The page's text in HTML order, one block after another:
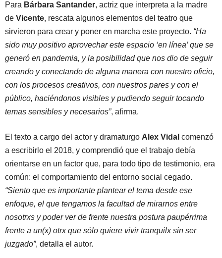
Para Bárbara Santander, actriz que interpreta a la madre
de Vicente, rescata algunos elementos del teatro que
sirvieron para crear y poner en marcha este proyecto. “Ha
sido muy positivo aprovechar este espacio ‘en línea’ que se
generó en pandemia, y la posibilidad que nos dio de seguir
creando y conectando de alguna manera con nuestro oficio,
con los procesos creativos, con nuestros pares y con el
público, haciéndonos visibles y pudiendo seguir tocando
temas sensibles y necesarios”, afirma.
El texto a cargo del actor y dramaturgo Alex Vidal comenzó
a escribirlo el 2018, y comprendió que el trabajo debía
orientarse en un factor que, para todo tipo de testimonio, era
común: el comportamiento del entorno social cegado.
“Siento que es importante plantear el tema desde ese
enfoque, el que tengamos la facultad de mirarnos entre
nosotrxs y poder ver de frente nuestra postura paupérrima
frente a un(x) otrx que sólo quiere vivir tranquilx sin ser
juzgado”, detalla el autor.